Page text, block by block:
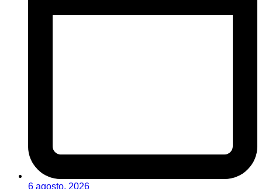
6 agosto, 2026